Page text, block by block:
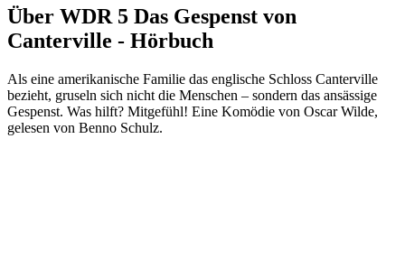
Über WDR 5 Das Gespenst von
Canterville - Hörbuch
​​Als eine amerikanische Familie das englische Schloss Canterville
bezieht, gruseln sich nicht die Menschen – sondern das ansässige
Gespenst. Was hilft? Mitgefühl! Eine Komödie von Oscar Wilde,
gelesen von Benno Schulz.​